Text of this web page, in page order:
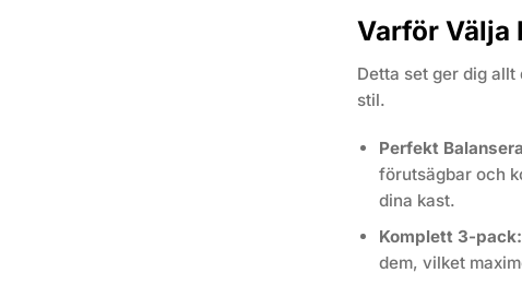
Varför Välja
Detta set ger dig
stil.
Perfekt
förutsägbar och
dina kast.
Komplett 3-pack:
dem, vilket